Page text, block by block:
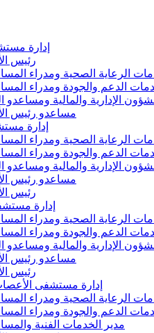
إدارة
رئيس
الرعاية الصحية ومدراء
الدعم والجودة ومدراء
الإدارية والمالية ومساعدو
مساعدو رئيس
إدارة
الرعاية الصحية ومدراء
الدعم والجودة ومدراء
الإدارية والمالية ومساعدو
مساعدو رئيس
رئيس
إدارة
الرعاية الصحية ومدراء
الدعم والجودة ومدراء
الإدارية والمالية ومساعدو
مساعدو رئيس
رئيس
إدارة مستشفى
الرعاية الصحية ومدراء
الدعم والجودة ومدراء
مدير الخدمات الفنية